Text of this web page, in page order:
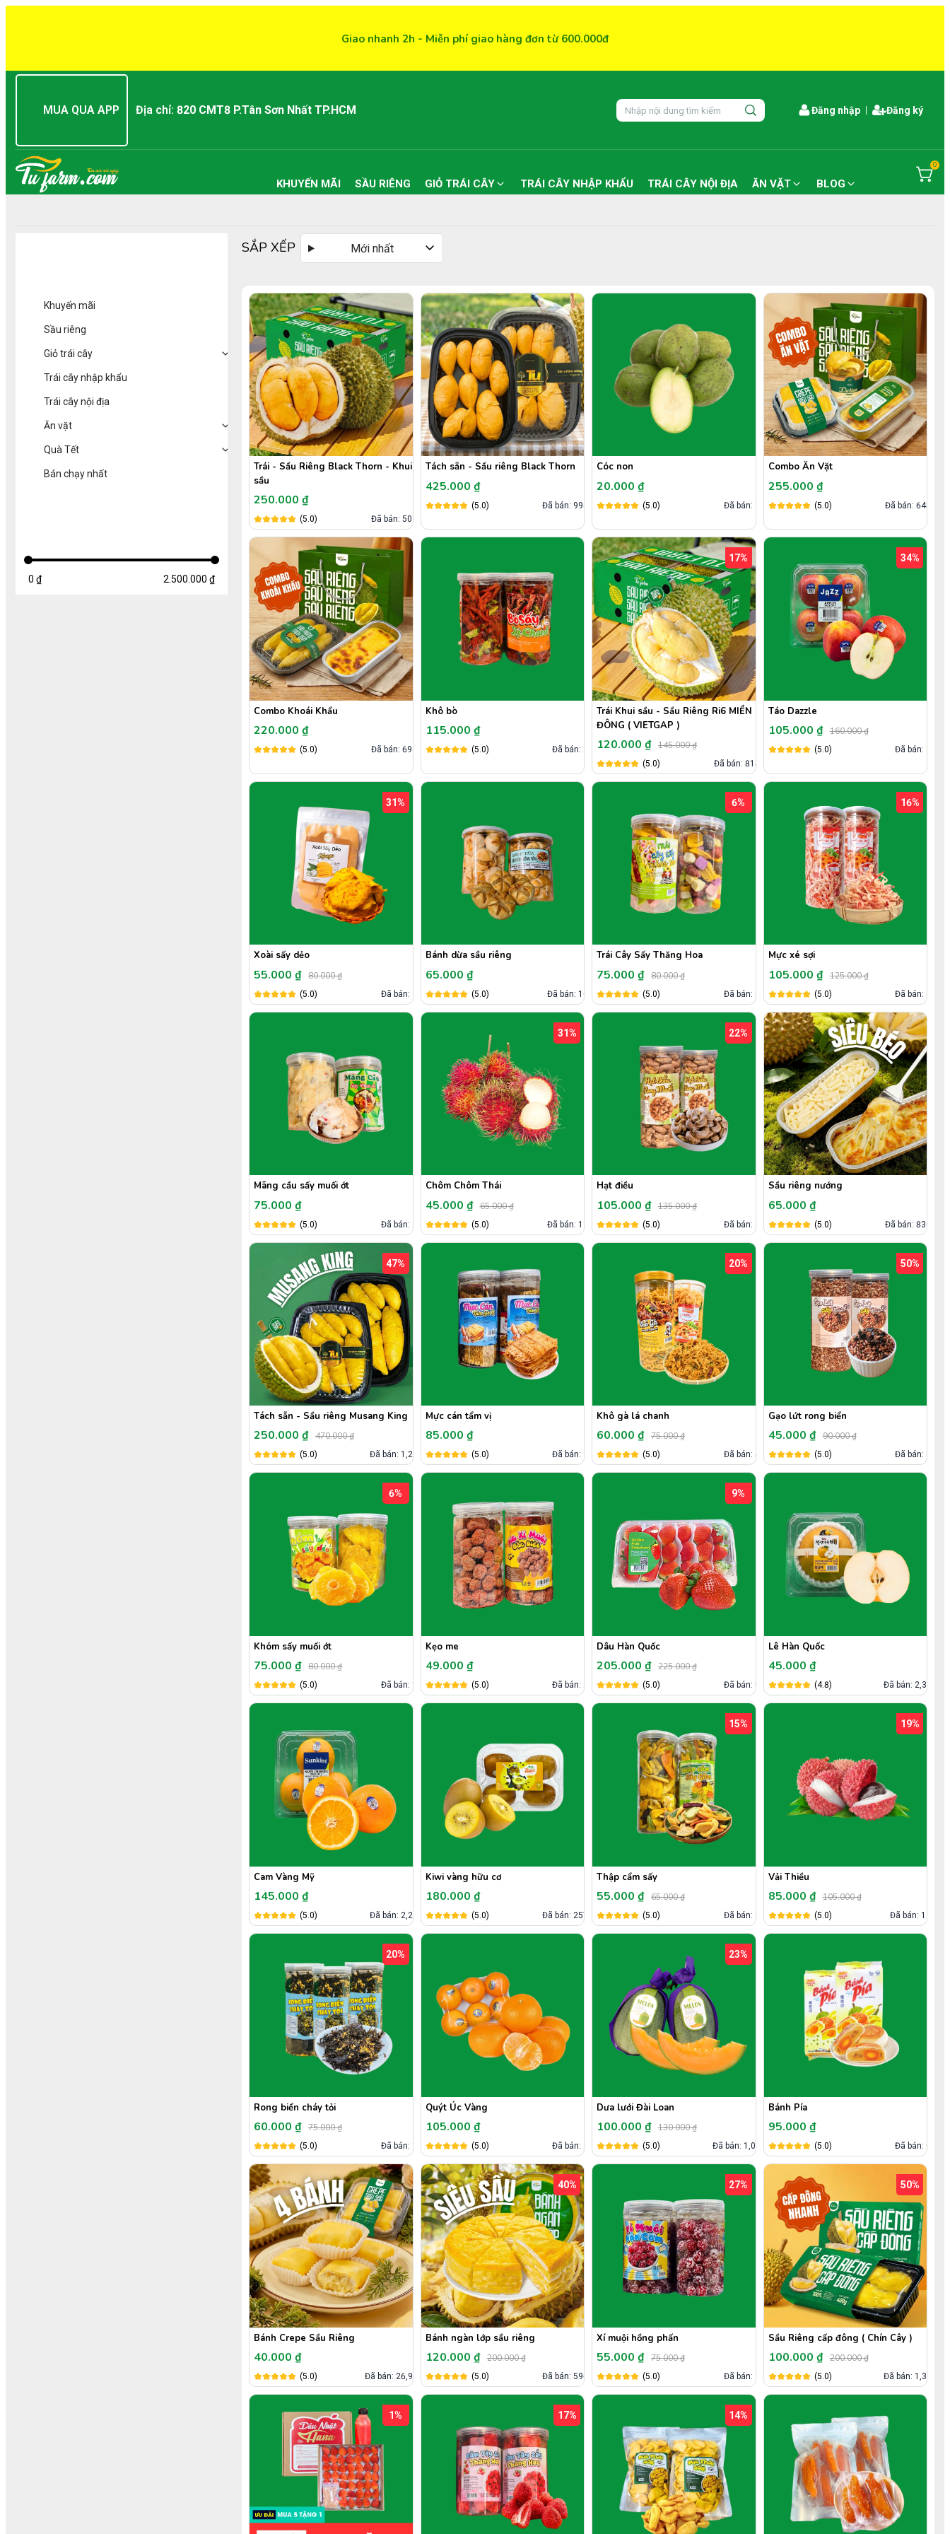
Giao nhanh 2h - Miễn phí giao hàng đơn từ 600.000đ
MUA QUA APP Địa chỉ: 820 CMT8 P.Tân Sơn Nhất TP.HCM Đăng nhập Đăng ký
KHUYẾN MÃI SẦU RIÊNG GIỎ TRÁI CÂY TRÁI CÂY NHẬP KHẨU TRÁI CÂY NỘI ĐỊA ĂN VẶT BLOG
0
Khuyến mãi
Sầu riêng
Giỏ trái cây
Trái cây nhập khẩu
Trái cây nội địa
Ăn vặt
Quà Tết
Bán chạy nhất
0 ₫ 2.500.000 ₫
SẮP XẾP Mới nhất
Trái - Sầu Riêng Black Thorn - Khui
sầu
250.000 ₫
(5.0) Đã bán: 501
Tách sẵn - Sầu riêng Black Thorn
425.000 ₫
(5.0) Đã bán: 995
Cóc non
20.000 ₫
(5.0) Đã bán: 1
Combo Ăn Vặt
255.000 ₫
(5.0) Đã bán: 648
Combo Khoái Khẩu
220.000 ₫
(5.0) Đã bán: 693
Khô bò
115.000 ₫
(5.0) Đã bán: 2
17%
Trái Khui sầu - Sầu Riêng Ri6 MIỀN
ĐÔNG ( VIETGAP )
120.000 ₫ 145.000 ₫
(5.0) Đã bán: 818
34%
Táo Dazzle
105.000 ₫ 160.000 ₫
(5.0) Đã bán: 3
31%
Xoài sấy dẻo
55.000 ₫ 80.000 ₫
(5.0) Đã bán: 3
Bánh dừa sầu riêng
65.000 ₫
(5.0) Đã bán: 10
6%
Trái Cây Sấy Thăng Hoa
75.000 ₫ 80.000 ₫
(5.0) Đã bán: 2
16%
Mực xé sợi
105.000 ₫ 125.000 ₫
(5.0) Đã bán: 4
Mãng cầu sấy muối ớt
75.000 ₫
(5.0) Đã bán: 2
31%
Chôm Chôm Thái
45.000 ₫ 65.000 ₫
(5.0) Đã bán: 12
22%
Hạt điều
105.000 ₫ 135.000 ₫
(5.0) Đã bán: 2
Sầu riêng nướng
65.000 ₫
(5.0) Đã bán: 830
47%
Tách sẵn - Sầu riêng Musang King
250.000 ₫ 470.000 ₫
(5.0) Đã bán: 1,2k
Mực cán tẩm vị
85.000 ₫
(5.0) Đã bán: 9
20%
Khô gà lá chanh
60.000 ₫ 75.000 ₫
(5.0) Đã bán: 5
50%
Gạo lứt rong biển
45.000 ₫ 90.000 ₫
(5.0) Đã bán: 1
6%
Khóm sấy muối ớt
75.000 ₫ 80.000 ₫
(5.0) Đã bán: 1
Kẹo me
49.000 ₫
(5.0) Đã bán: 2
9%
Dâu Hàn Quốc
205.000 ₫ 225.000 ₫
(5.0) Đã bán: 0
Lê Hàn Quốc
45.000 ₫
(4.8) Đã bán: 2,3k
Cam Vàng Mỹ
145.000 ₫
(5.0) Đã bán: 2,2k
Kiwi vàng hữu cơ
180.000 ₫
(5.0) Đã bán: 257
15%
Thập cẩm sấy
55.000 ₫ 65.000 ₫
(5.0) Đã bán: 2
19%
Vải Thiều
85.000 ₫ 105.000 ₫
(5.0) Đã bán: 12
20%
Rong biển cháy tỏi
60.000 ₫ 75.000 ₫
(5.0) Đã bán: 1
Quýt Úc Vàng
105.000 ₫
(5.0) Đã bán: 2
23%
Dưa lưới Đài Loan
100.000 ₫ 130.000 ₫
(5.0) Đã bán: 1,0k
Bánh Pía
95.000 ₫
(5.0) Đã bán: 0
Bánh Crepe Sầu Riêng
40.000 ₫
(5.0) Đã bán: 26,9k
40%
Bánh ngàn lớp sầu riêng
120.000 ₫ 200.000 ₫
(5.0) Đã bán: 596
27%
Xí muội hồng phấn
55.000 ₫ 75.000 ₫
(5.0) Đã bán: 1
50%
Sầu Riêng cấp đông ( Chín Cây )
100.000 ₫ 200.000 ₫
(5.0) Đã bán: 1,3k
1% 17% 14%